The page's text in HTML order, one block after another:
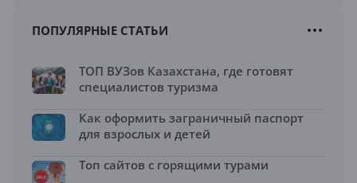
ПОПУЛЯРНЫЕ СТАТЬИ
ТОП ВУЗов Казахстана, где готовят
специалистов туризма
Как оформить заграничный паспорт
для взрослых и детей
Топ сайтов с горящими турами